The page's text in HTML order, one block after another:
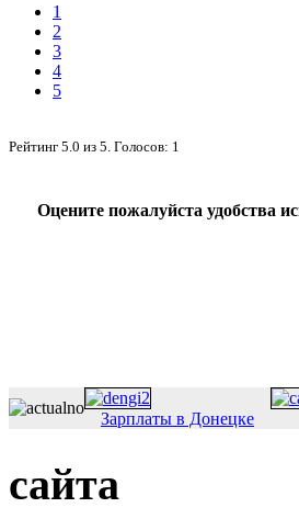
1
2
3
4
5
Рейтинг 5.0 из 5 . Голосов: 1
Оцените пожалуйста удобства
Зарплаты в Донецке
сайта